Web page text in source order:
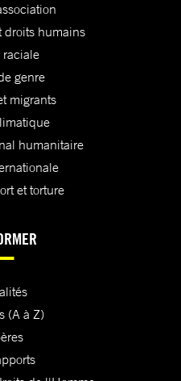
droits humains
raciale
genre
migrants
humanitaire
et torture
(A à Z)